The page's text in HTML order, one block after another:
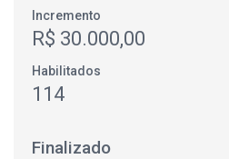
Incremento
R$ 30.000,00
Habilitados
114
Finalizado